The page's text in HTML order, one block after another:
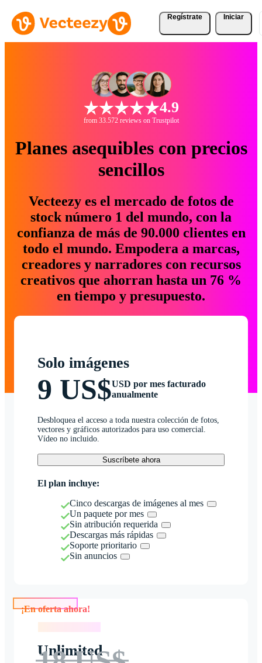
Regístrate Iniciar
4.9
from 33.572 reviews on Trustpilot
Planes asequibles con precios
sencillos
Vecteezy es el mercado de fotos de
stock número 1 del mundo, con la
confianza de más de 90.000 clientes en
todo el mundo. Empodera a marcas,
creadores y narradores con recursos
creativos que ahorran hasta un 76 %
en tiempo y presupuesto.
Solo imágenes
9 US$USD por mes facturado
anualmente
Desbloquea el acceso a toda nuestra colección de fotos,
vectores y gráficos autorizados para uso comercial.
Vídeo no incluido.
Suscríbete ahora
El plan incluye:
Cinco descargas de imágenes al mes
Un paquete por mes
Sin atribución requerida
Descargas más rápidas
Soporte prioritario
Sin anuncios
Unlimited